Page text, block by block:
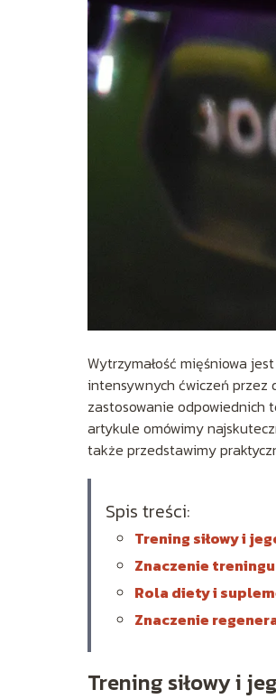
Wytrzymałość mięśniowa
intensywnych ćwiczeń przez
zastosowanie odpowiednich
artykule omówimy
także przedstawimy
Spis treści:
Trening siłowy i
Znaczenie
Rola diety i
Znaczenie
Trening siłowy i